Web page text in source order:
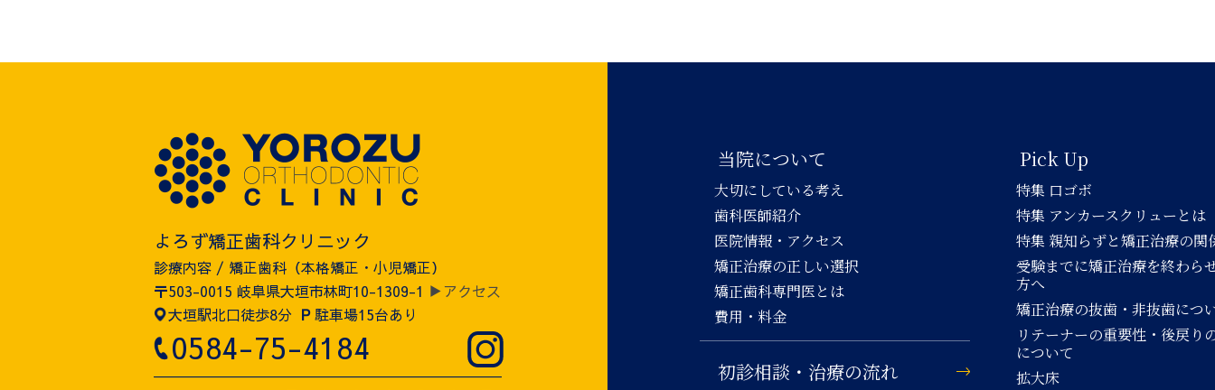
よろず矯正歯科クリニック
診療内容 / 矯正歯科（本格矯正・小児矯正）
〒503-0015 岐阜県大垣市林町10-1309-1 ▶アクセス
大垣駅北口徒歩8分 P駐車場15台あり
0584-75-4184
当院について
大切にしている考え
歯科医師紹介
医院情報・アクセス
矯正治療の正しい選択
矯正歯科専門医とは
費用・料金
初診相談・治療の流れ
Pick Up
特集 口ゴボ
特集 アンカースクリューとは
特集 親知らずと矯正治療の関
受験までに矯正治療を終わら
方へ
矯正治療の抜歯・非抜歯につ
リテーナーの重要性・後戻り
について
拡大床